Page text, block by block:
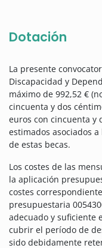
Dotación
La presente
Discapacidad y
máximo de 992,52 €
cincuenta y dos
euros con cincuenta y
estimados asociados
de estas becas.
Los costes de las
la aplicación
costes
presupuestaria
adecuado y suficiente
cubrir el período de
sido debidamente